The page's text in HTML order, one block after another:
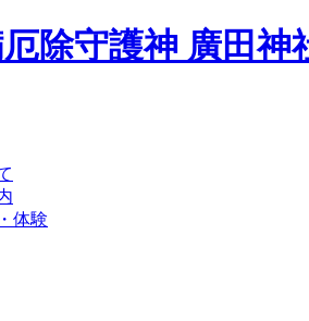
除守護神 廣田神
体験